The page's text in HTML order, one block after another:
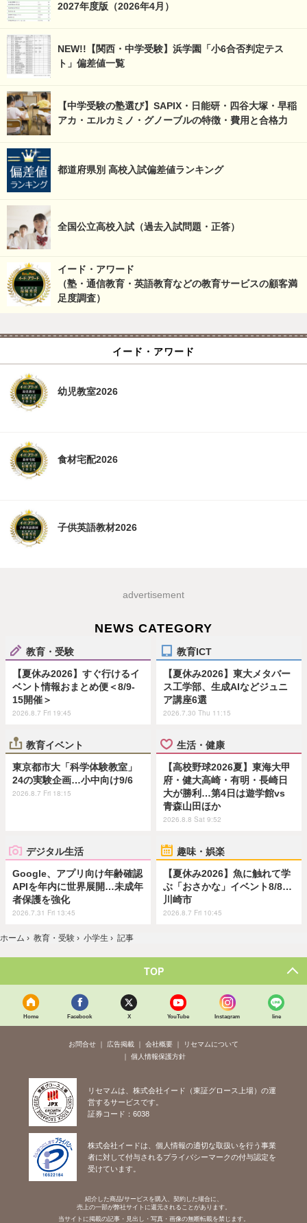
2027年度版（2026年4月）
NEW!!【関西・中学受験】浜学園「小6合否判定テス
ト」偏差値一覧
【中学受験の塾選び】SAPIX・日能研・四谷大塚・早稲
アカ・エルカミノ・グノーブルの特徴・費用と合格力
都道府県別 高校入試偏差値ランキング
全国公立高校入試（過去入試問題・正答）
イード・アワード
（塾・通信教育・英語教育などの教育サービスの顧客満
足度調査）
イード・アワード
幼児教室2026
食材宅配2026
子供英語教材2026
advertisement
NEWS CATEGORY
教育・受験
【夏休み2026】すぐ行けるイ
ベント情報おまとめ便＜8/9-
15開催＞
2026.8.7 Fri 19:45
教育ICT
【夏休み2026】東大メタバー
ス工学部、生成AIなどジュニ
ア講座6選
2026.7.30 Thu 11:15
教育イベント
東京都市大「科学体験教室」
24の実験企画…小中向け9/6
2026.8.7 Fri 18:15
生活・健康
【高校野球2026夏】東海大甲
府・健大高崎・有明・長崎日
大が勝利…第4日は遊学館vs
青森山田ほか
2026.8.8 Sat 9:52
デジタル生活
Google、アプリ向け年齢確認
APIを年内に世界展開…未成年
者保護を強化
2026.7.31 Fri 13:45
趣味・娯楽
【夏休み2026】魚に触れて学
ぶ「おさかな」イベント8/8…
川崎市
2026.8.7 Fri 10:45
ホーム › 教育・受験 › 小学生 › 記事
TOP
Home Facebook X YouTube Instagram line
お問合せ 広告掲載 会社概要
リセマムについて
個人情報保護方針
リセマムは、株式会社イード（東証グロース上場）の運
営するサービスです。
証券コード：6038
株式会社イードは、個人情報の適切な取扱いを行う事業
者に対して付与されるプライバシーマークの付与認定を
受けています。
紹介した商品/サービスを購入、契約した場合に、
売上の一部が弊社サイトに還元されることがあります。
当サイトに掲載の記事・見出し・写真・画像の無断転載を禁じます。